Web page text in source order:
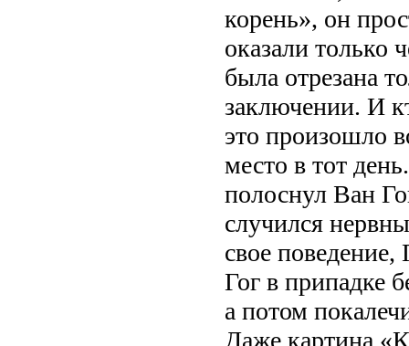
корень», он
оказали только
была отрезана
заключении. И
это произошло
место в тот
полоснул Ван
случился
свое
Гог в припадке
а потом
Даже картина